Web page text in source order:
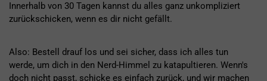
Innerhalb von 30 Tagen kannst du alles ganz unkompliziert
zurückschicken, wenn es dir nicht gefällt.
Also: Bestell drauf los und sei sicher, dass ich alles tun
werde, um dich in den Nerd-Himmel zu katapultieren. Wenn's
doch nicht passt, schicke es einfach zurück, und wir machen